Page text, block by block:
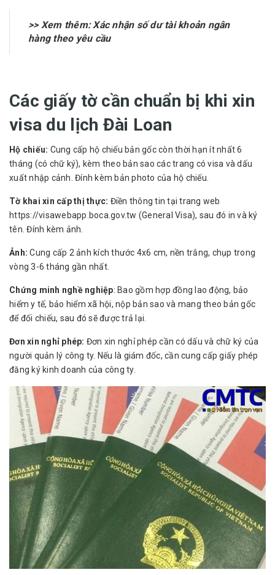
>> Xem thêm:Xác nhận số dư tài khoản ngân
hàng theo yêu cầu
Các giấy tờ cần chuẩn bị khi xin
visa du lịch Đài Loan
Hộ chiếu: Cung cấp hộ chiếu bản gốc còn thời hạn ít nhất 6
tháng (có chữ ký), kèm theo bản sao các trang có visa và dấu
xuất nhập cảnh. Đính kèm bản photo của hộ chiếu.
Tờ khai xin cấp thị thực: Điền thông tin tại trang web
https://visawebapp.boca.gov.tw (General Visa), sau đó in và ký
tên. Đính kèm ảnh.
Ảnh:Cung cấp 2 ảnh kích thước 4x6 cm, nền trắng, chụp trong
vòng 3-6 tháng gần nhất.
Chứng minh nghề nghiệp: Bao gồm hợp đồng lao động, bảo
hiểm y tế, bảo hiểm xã hội, nộp bản sao và mang theo bản gốc
để đối chiếu, sau đó sẽ được trả lại.
Đơn xin nghỉ phép: Đơn xin nghỉ phép cần có dấu và chữ ký của
người quản lý công ty. Nếu là giám đốc, cần cung cấp giấy phép
đăng ký kinh doanh của công ty.